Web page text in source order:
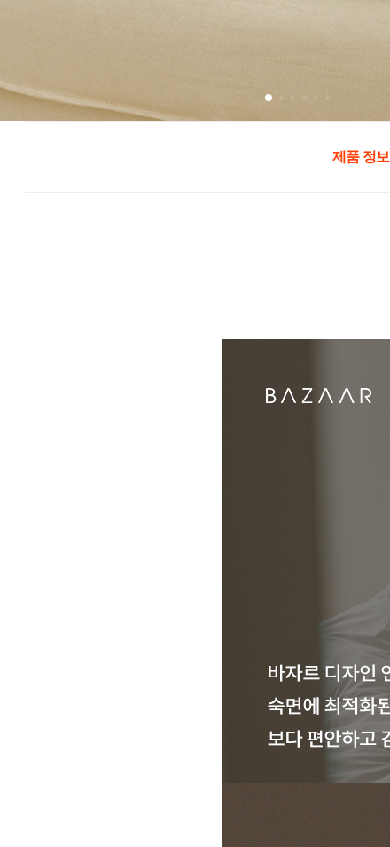
제품 정보